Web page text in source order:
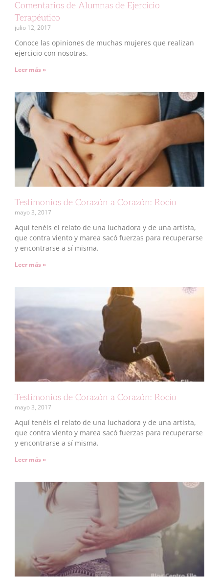
Comentarios de Alumnas de Ejercicio
Terapéutico
julio 12, 2017
Conoce las opiniones de muchas mujeres que realizan
ejercicio con nosotras.
Leer más »
Testimonios de Corazón a Corazón: Rocío
mayo 3, 2017
Aquí tenéis el relato de una luchadora y de una artista,
que contra viento y marea sacó fuerzas para recuperarse
y encontrarse a sí misma.
Leer más »
Testimonios de Corazón a Corazón: Rocío
mayo 3, 2017
Aquí tenéis el relato de una luchadora y de una artista,
que contra viento y marea sacó fuerzas para recuperarse
y encontrarse a sí misma.
Leer más »